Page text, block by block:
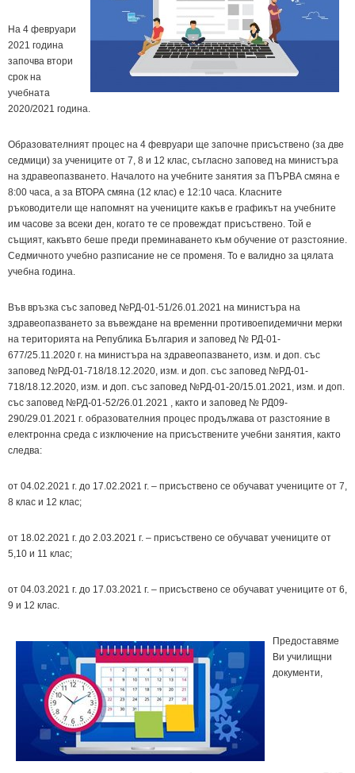
На 4 февруари
2021 година
започва втори
срок на
учебната
2020/2021 година.
Образователният процес на 4 февруари ще започне присъствено (за две
седмици) за учениците от 7, 8 и 12 клас, съгласно заповед на министъра
на здравеопазването. Началото на учебните занятия за ПЪРВА смяна е
8:00 часа, а за ВТОРА смяна (12 клас) е 12:10 часа. Класните
ръководители ще напомнят на учениците какъв е графикът на учебните
им часове за всеки ден, когато те се провеждат присъствено. Той е
същият, какъвто беше преди преминаването към обучение от разстояние.
Седмичното учебно разписание не се променя. То е валидно за цялата
учебна година.
Във връзка със заповед №РД-01-51/26.01.2021 на министъра на
здравеопазването за въвеждане на временни противоепидемични мерки
на територията на Република България и заповед № РД-01-
677/25.11.2020 г. на министъра на здравеопазването, изм. и доп. със
заповед №РД-01-718/18.12.2020, изм. и доп. със заповед №РД-01-
718/18.12.2020, изм. и доп. със заповед №РД-01-20/15.01.2021, изм. и доп.
със заповед №РД-01-52/26.01.2021 , както и заповед № РД09-
290/29.01.2021 г. образователния процес продължава от разстояние в
електронна среда с изключение на присъствените учебни занятия, както
следва:
от 04.02.2021 г. до 17.02.2021 г. – присъствено се обучават учениците от 7,
8 клас и 12 клас;
от 18.02.2021 г. до 2.03.2021 г. – присъствено се обучават учениците от
5,10 и 11 клас;
от 04.03.2021 г. до 17.03.2021 г. – присъствено се обучават учениците от 6,
9 и 12 клас.
Предоставяме
Ви училищни
документи,